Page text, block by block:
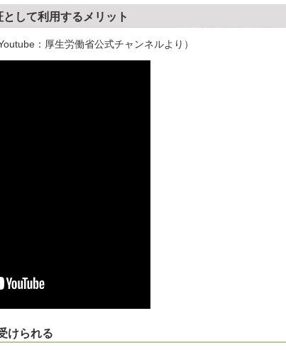
して利用するメリット
：厚生労働省公式チャンネルより）
けられる